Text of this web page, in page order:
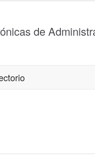
de